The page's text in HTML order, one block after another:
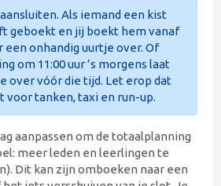
Als iemand een kist
geboekt en jij boekt hem vanaf
een onhandig uurtje over. Of
om 11:00 uur ’s morgens laat
over vóór die tijd. Let erop dat
voor tanken, taxi en run-up.
aanpassen om de totaalplanning
meer leden en leerlingen te
Dit kan zijn omboeken naar een